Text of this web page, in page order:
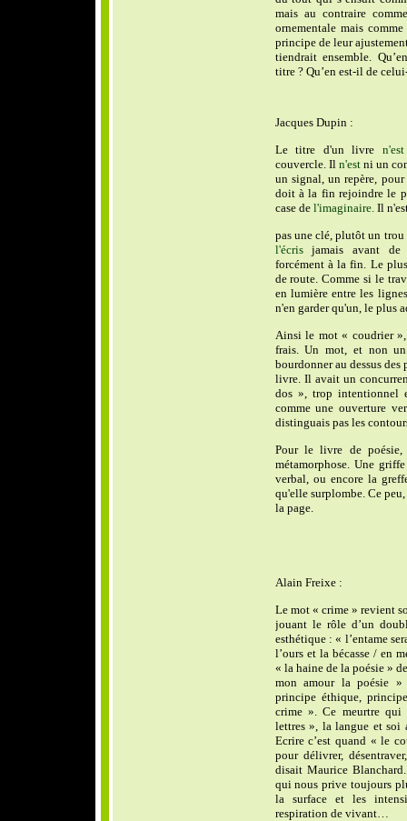
mais au contraire
ornementale mais
principe de leur
tiendrait ensemble.
titre ? Qu’en est-il de
Jacques Dupin :
Le titre d'un livre n'est
couvercle. Il n'estni un
un signal, un repère,
doit à la fin rejoindre le
case de l'imaginaire. Il
pas une clé, plutôt un trou
l'écrisjamais avant de
forcément à la fin. Le
de route. Comme si le
en lumière entre les
n'en garder qu'un, le plus
Ainsi le mot « coudrier
frais. Un mot, et non
bourdonner au dessus des
livre. Il avait un
dos », trop
comme une ouverture
distinguais pas les
Pour le livre de
métamorphose. Une
verbal, ou encore la
qu'elle surplombe. Ce
la page.
Alain Freixe :
Le mot « crime » revient
jouant le rôle d’un
esthétique : « l’entame
l’ours et la bécasse / en
« la haine de la poésie »
mon amour la poésie »
principe éthique,
crime ». Ce meurtre qui
lettres », la langue et soi
Ecrire c’est quand « le
pour délivrer,
disait Maurice
qui nous prive toujours
la surface et les
respiration de vivant…